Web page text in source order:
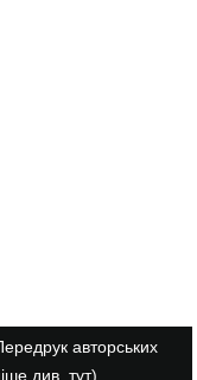
авторських
див. тут).